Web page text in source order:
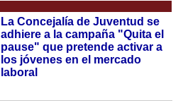
La Concejalía de Juventud se
adhiere a la campaña "Quita el
pause" que pretende activar a
los jóvenes en el mercado
laboral